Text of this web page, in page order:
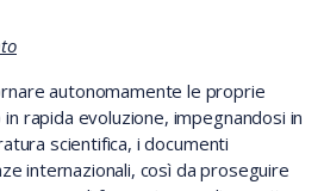
autonomamente le proprie
rapida evoluzione, impegnandosi in
scientifica, i documenti
internazionali, così da proseguire